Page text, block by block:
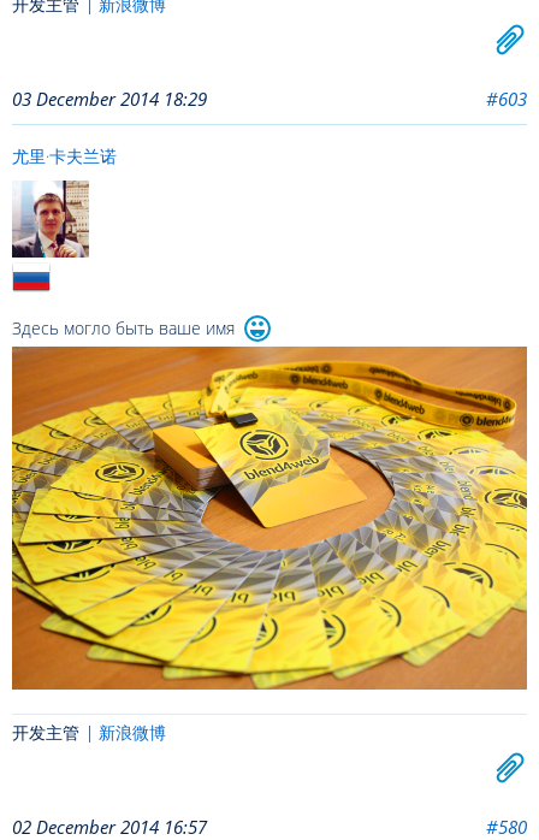
03 December 2014 18:29 #603
尤里·卡夫兰诺
Здесь могло быть ваше имя
开发主管 | 新浪微博
02 December 2014 16:57 #580